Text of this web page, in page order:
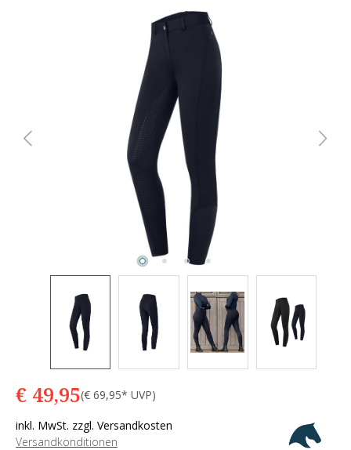
€ 49,95(€ 69,95* UVP)
inkl. MwSt. zzgl. Versandkosten
Versandkonditionen